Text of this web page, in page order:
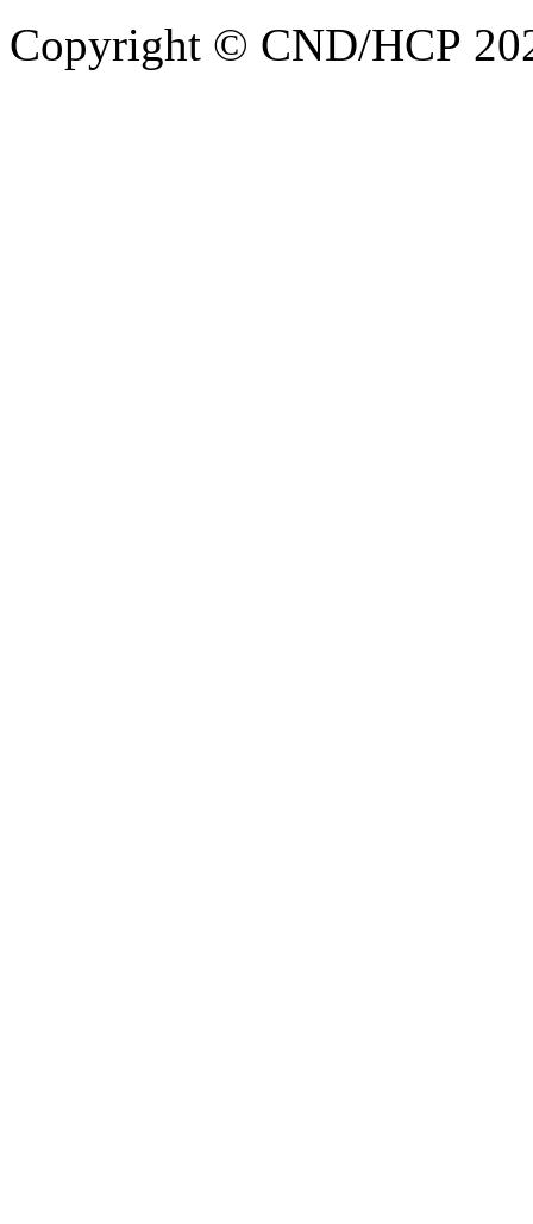
Copyright © CND/HCP